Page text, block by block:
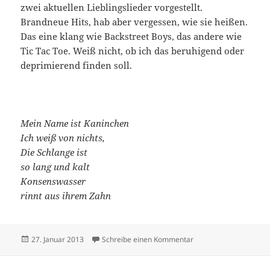
zwei aktuellen Lieblingslieder vorgestellt.
Brandneue Hits, hab aber vergessen, wie sie heißen.
Das eine klang wie Backstreet Boys, das andere wie
Tic Tac Toe. Weiß nicht, ob ich das beruhigend oder
deprimierend finden soll.
Mein Name ist Kaninchen
Ich weiß von nichts,
Die Schlange ist
so lang und kalt
Konsenswasser
rinnt aus ihrem Zahn
Veröffentlicht
27. Januar 2013 Schreibe einen Kommentarzu Winter, (sch)ade!